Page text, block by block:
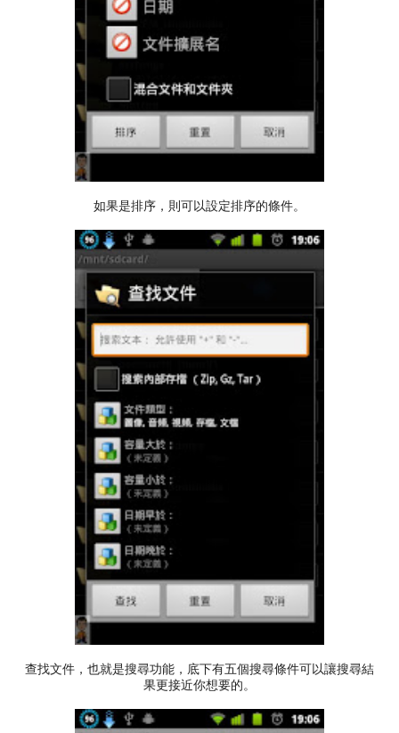
如果是排序，則可以設定排序的條件。
查找文件，也就是搜尋功能，底下有五個搜尋條件可以讓搜尋結
果更接近你想要的。